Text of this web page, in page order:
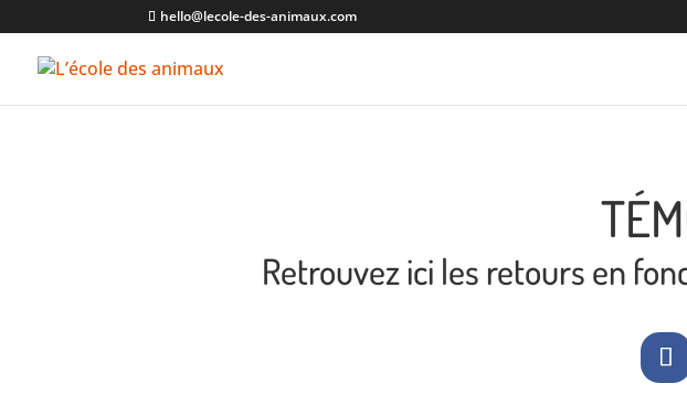
hello@lecole-des-animaux.com
Retrouvez ici les retours en